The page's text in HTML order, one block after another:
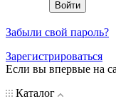
Забыли свой пароль?
Зарегистрироваться
Если вы впервые на
Каталог